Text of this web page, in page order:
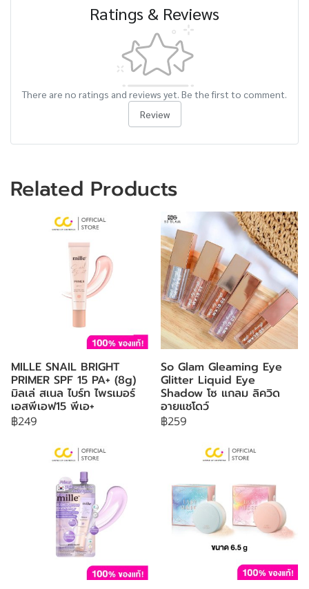
Ratings & Reviews
There are no ratings and reviews yet. Be the first to comment.
Review
Related Products
MILLE SNAIL BRIGHT
PRIMER SPF 15 PA+ (8g)
มิลเล่ สเนล ไบร์ท ไพรเมอร์
เอสพีเอฟ15 พีเอ+
฿249
So Glam Gleaming Eye
Glitter Liquid Eye
Shadow โซ แกลม ลิควิด
อายแชโดว์
฿259